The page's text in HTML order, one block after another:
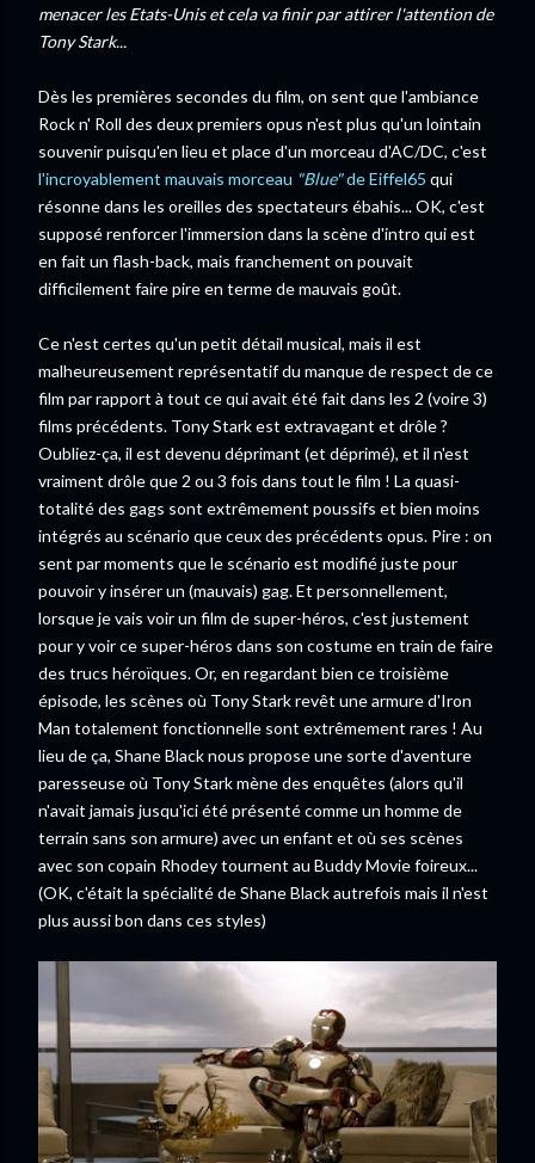
menacer les Etats-Unis et cela va finir par attirer l'attention de
Tony Stark...
Dès les premières secondes du film, on sent que l'ambiance
Rock n' Roll des deux premiers opus n'est plus qu'un lointain
souvenir puisqu'en lieu et place d'un morceau d'AC/DC, c'est
l'incroyablement mauvais morceau "Blue"de Eiffel65 qui
résonne dans les oreilles des spectateurs ébahis... OK, c'est
supposé renforcer l'immersion dans la scène d'intro qui est
en fait un flash-back, mais franchement on pouvait
difficilement faire pire en terme de mauvais goût.
Ce n'est certes qu'un petit détail musical, mais il est
malheureusement représentatif du manque de respect de ce
film par rapport à tout ce qui avait été fait dans les 2 (voire 3)
films précédents. Tony Stark est extravagant et drôle ?
Oubliez-ça, il est devenu déprimant (et déprimé), et il n'est
vraiment drôle que 2 ou 3 fois dans tout le film ! La quasi-
totalité des gags sont extrêmement poussifs et bien moins
intégrés au scénario que ceux des précédents opus. Pire : on
sent par moments que le scénario est modifié juste pour
pouvoir y insérer un (mauvais) gag. Et personnellement,
lorsque je vais voir un film de super-héros, c'est justement
pour y voir ce super-héros dans son costume en train de faire
des trucs héroïques. Or, en regardant bien ce troisième
épisode, les scènes où Tony Stark revêt une armure d'Iron
Man totalement fonctionnelle sont extrêmement rares ! Au
lieu de ça, Shane Black nous propose une sorte d'aventure
paresseuse où Tony Stark mène des enquêtes (alors qu'il
n'avait jamais jusqu'ici été présenté comme un homme de
terrain sans son armure) avec un enfant et où ses scènes
avec son copain Rhodey tournent au Buddy Movie foireux...
(OK, c'était la spécialité de Shane Black autrefois mais il n'est
plus aussi bon dans ces styles)